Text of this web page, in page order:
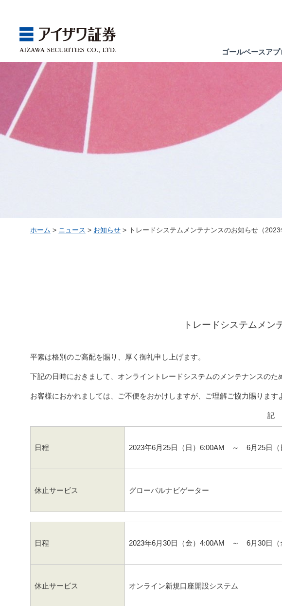
ゴールベースア
GBA
ゴールベースアプローチ
Products
投資信託
Service
Market
Store
中国・九州
Seminar
ホーム > ニュース > お知らせ > トレードシステムメンテナンスのお知らせ（2023
トレードシステムメン
平素は格別のご高配を賜り、厚く御礼申し上げます。
下記の日時におきまして、オンライントレードシステムのメンテナンスのた
お客様におかれましては、ご不便をおかけしますが、ご理解ご協力賜ります
記
日程 2023年6月25日（日）6:00AM ～ 6月25日（
休止サービス グローバルナビゲーター
日程 2023年6月30日（金）4:00AM ～ 6月30日（
休止サービス オンライン新規口座開設システム